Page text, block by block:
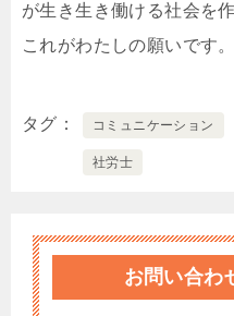
が生き生き働ける社会を作
これがわたしの願いです。
タグ コミュニケーション
社労士
お問い合わ